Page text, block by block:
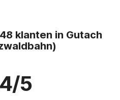
klanten in Gutach
5